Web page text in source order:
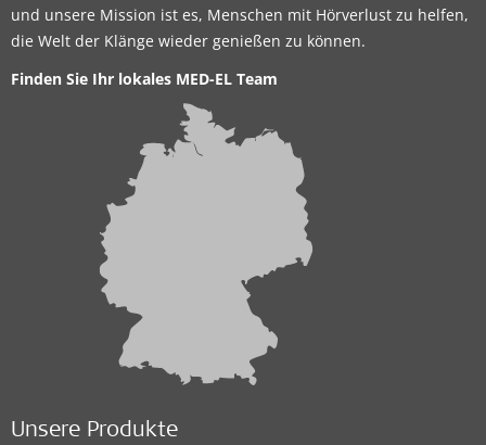
und unsere Mission ist es, Menschen mit Hörverlust zu helfen,
die Welt der Klänge wieder genießen zu können.
Finden Sie Ihr lokales MED-EL Team
Unsere Produkte